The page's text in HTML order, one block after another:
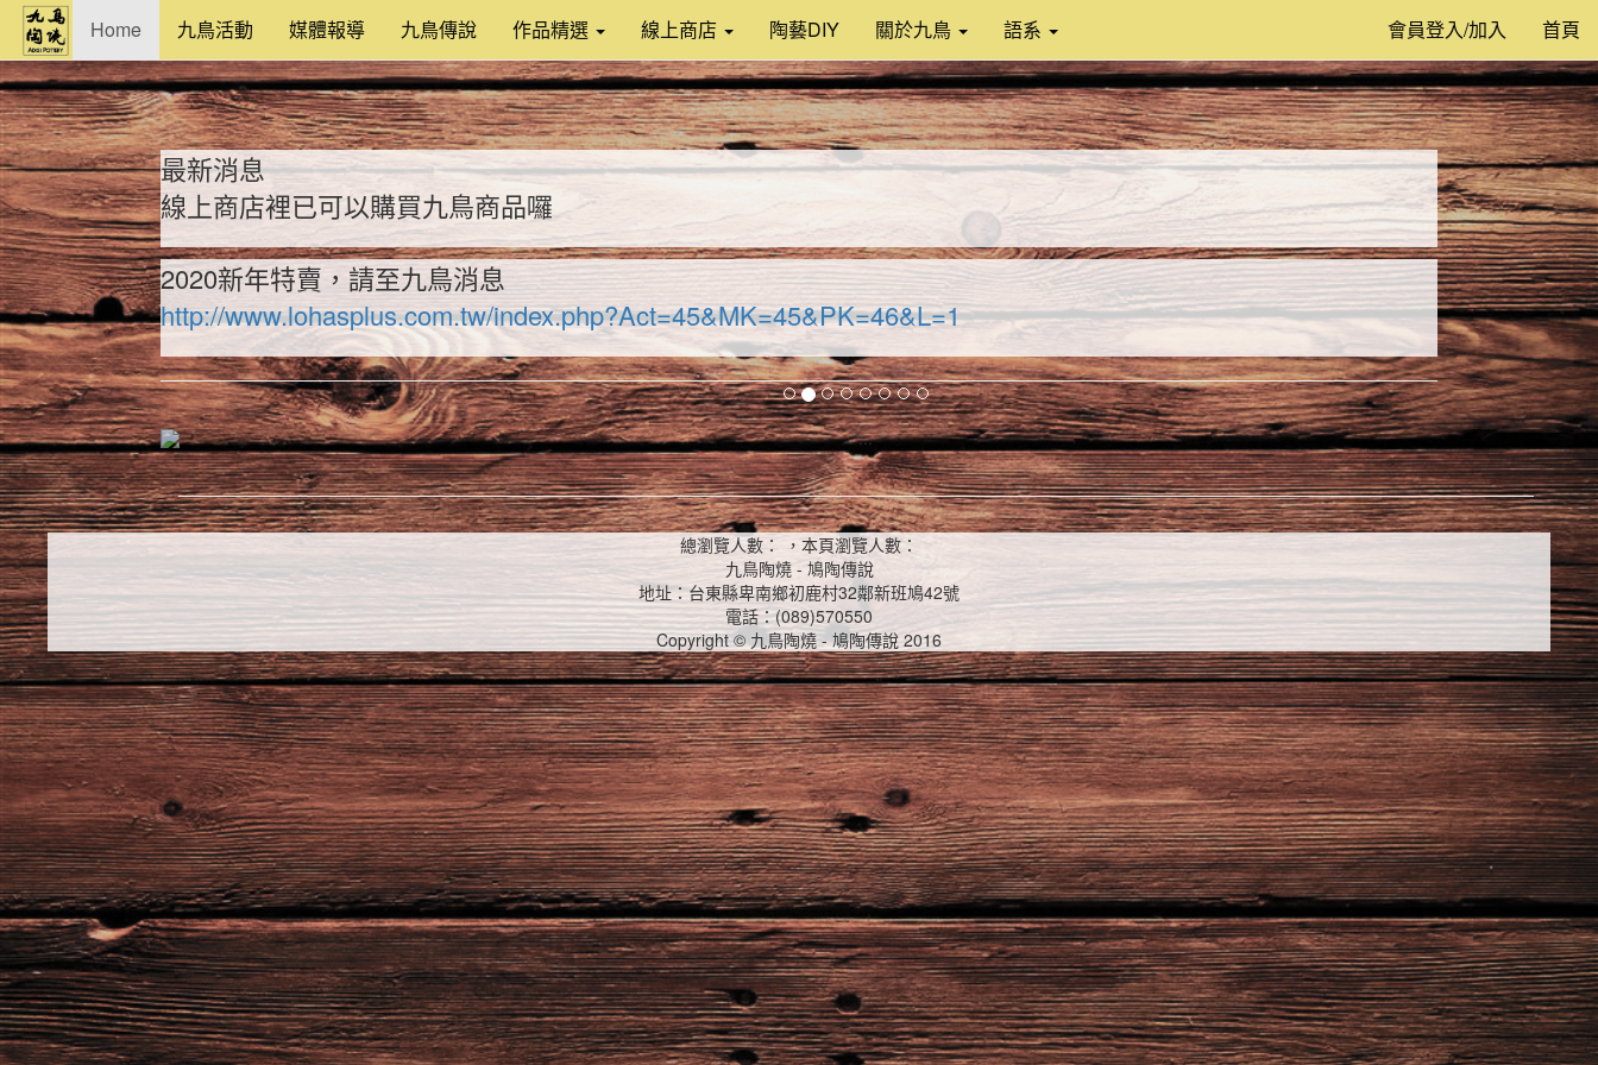
會員登入/加入 首頁
Home 九鳥活動 媒體報導 九鳥傳說 作品精選 線上商店 陶藝DIY 關於九鳥 語系
最新消息
線上商店裡已可以購買九鳥商品囉
2020新年特賣，請至九鳥消息
http://www.lohasplus.com.tw/index.php?Act=45&MK=45&PK=46&L=1
Previous Next
總瀏覽人數： ，本頁瀏覽人數：
九鳥陶燒 - 鳩陶傳說
地址：台東縣卑南鄉初鹿村32鄰新班鳩42號
電話：(089)570550
Copyright © 九鳥陶燒 - 鳩陶傳說 2016